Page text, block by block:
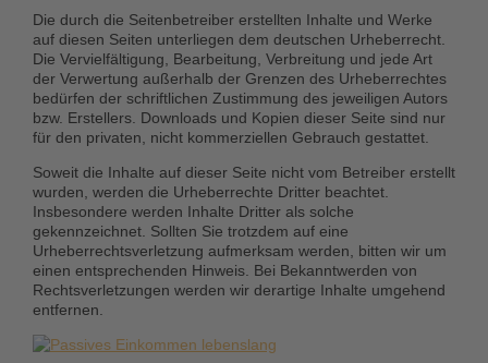
Die durch die Seitenbetreiber erstellten Inhalte und Werke
auf diesen Seiten unterliegen dem deutschen Urheberrecht.
Die Vervielfältigung, Bearbeitung, Verbreitung und jede Art
der Verwertung außerhalb der Grenzen des Urheberrechtes
bedürfen der schriftlichen Zustimmung des jeweiligen Autors
bzw. Erstellers. Downloads und Kopien dieser Seite sind nur
für den privaten, nicht kommerziellen Gebrauch gestattet.
Soweit die Inhalte auf dieser Seite nicht vom Betreiber erstellt
wurden, werden die Urheberrechte Dritter beachtet.
Insbesondere werden Inhalte Dritter als solche
gekennzeichnet. Sollten Sie trotzdem auf eine
Urheberrechtsverletzung aufmerksam werden, bitten wir um
einen entsprechenden Hinweis. Bei Bekanntwerden von
Rechtsverletzungen werden wir derartige Inhalte umgehend
entfernen.